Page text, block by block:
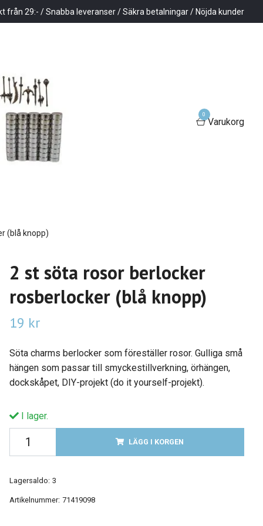
från 29:- / Snabba leveranser / Säkra betalningar / Nöjda kunder
0
Varukorg
(blå knopp)
2 st söta rosor berlocker
rosberlocker (blå knopp)
19 kr
Söta charms berlocker som föreställer rosor. Gulliga små
hängen som passar till smyckestillverkning, örhängen,
dockskåpet, DIY-projekt (do it yourself-projekt).
I lager.
LÄGG I KORGEN
Lagersaldo: 3
Artikelnummer: 71419098